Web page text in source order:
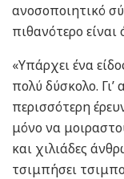
ανοσοποιητικό
πιθανότερο
«Υπάρχει ένα
πολύ δύσκολο.
περισσότερη
μόνο να
και χιλιάδες
τσιμπήσει